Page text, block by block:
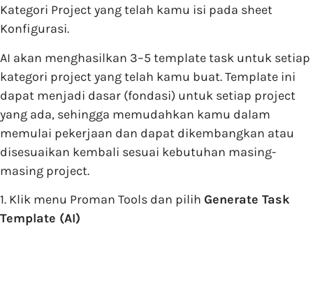
Kategori Project yang telah kamu isi pada sheet
Konfigurasi.
AI akan menghasilkan 3–5 template task untuk setiap
kategori project yang telah kamu buat. Template ini
dapat menjadi dasar (fondasi) untuk setiap project
yang ada, sehingga memudahkan kamu dalam
memulai pekerjaan dan dapat dikembangkan atau
disesuaikan kembali sesuai kebutuhan masing-
masing project.
1. Klik menu Proman Tools dan pilih Generate Task
Template (AI)